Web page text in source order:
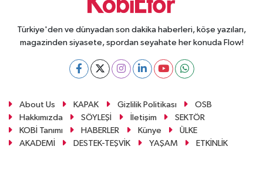
Türkiye'den ve dünyadan son dakika haberleri, köşe yazıları,
magazinden siyasete, spordan seyahate her konuda Flow!
About Us KAPAK Gizlilik Politikası
OSB
Hakkımızda
SÖYLEŞİ İletişim
SEKTÖR
KOBİ Tanımı
HABERLER Künye
ÜLKE
AKADEMİ
DESTEK-TEŞVİK YAŞAM ETKİNLİK